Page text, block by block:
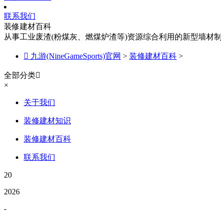
联系我们
装修建材百科
从事工业废渣(粉煤灰、燃煤炉渣等)资源综合利用的新型墙材
 九游(NineGameSports)官网 > 装修建材百科 >
全部分类
×
关于我们
装修建材知识
装修建材百科
联系我们
20
2026
-